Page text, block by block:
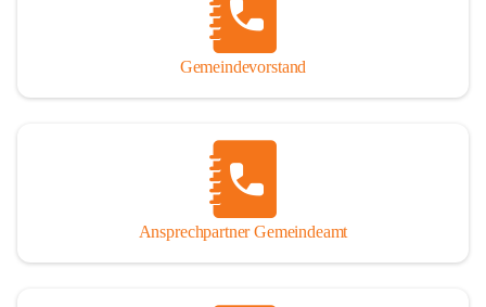
Gemeindevorstand
Ansprechpartner Gemeindeamt